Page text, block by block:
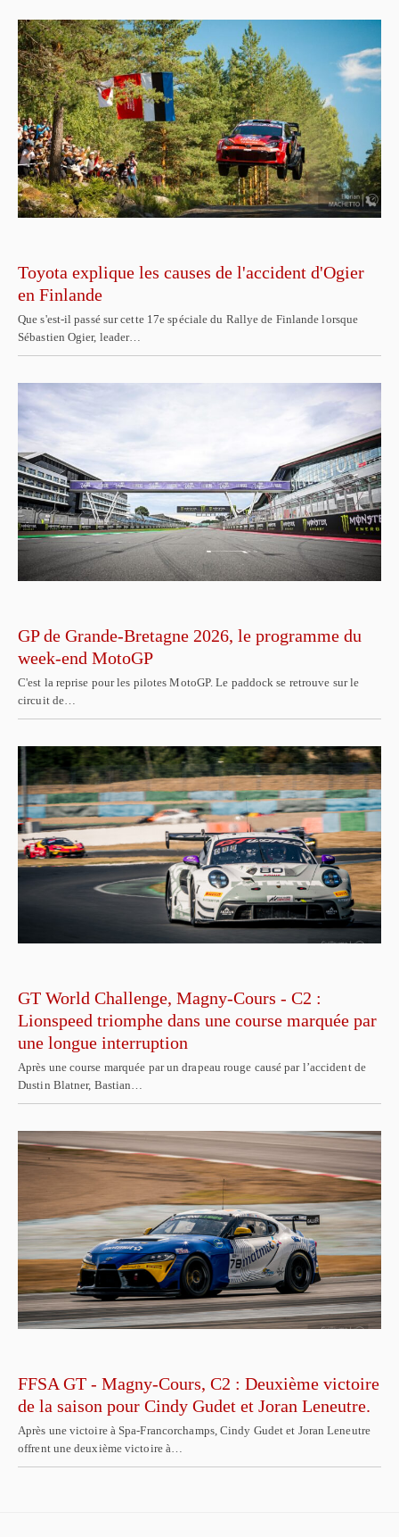
Toyota explique les causes de l'accident d'Ogier
en Finlande
Que s'est-il passé sur cette 17e spéciale du Rallye de Finlande lorsque
Sébastien Ogier, leader…
GP de Grande-Bretagne 2026, le programme du
week-end MotoGP
C'est la reprise pour les pilotes MotoGP. Le paddock se retrouve sur le
circuit de…
GT World Challenge, Magny-Cours - C2 :
Lionspeed triomphe dans une course marquée par
une longue interruption
Après une course marquée par un drapeau rouge causé par l’accident de
Dustin Blatner, Bastian…
FFSA GT - Magny-Cours, C2 : Deuxième victoire
de la saison pour Cindy Gudet et Joran Leneutre.
Après une victoire à Spa-Francorchamps, Cindy Gudet et Joran Leneutre
offrent une deuxième victoire à…